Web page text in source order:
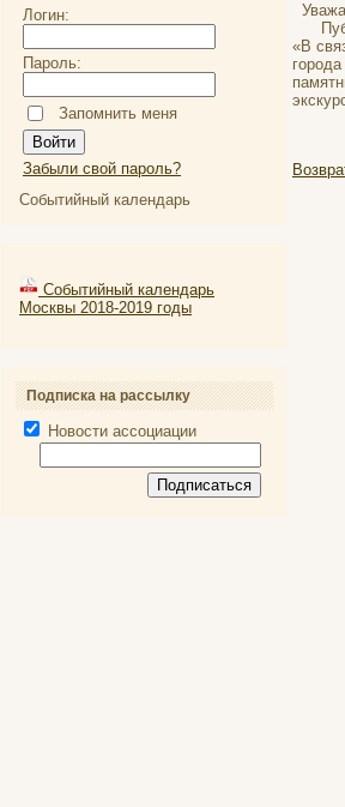
Логин:
Пароль:
Запомнить меня
Забыли свой пароль?
Событийный календарь
Событийный календарь
Москвы 2018-2019 годы
Подписка на рассылку
Новости ассоциации
«В